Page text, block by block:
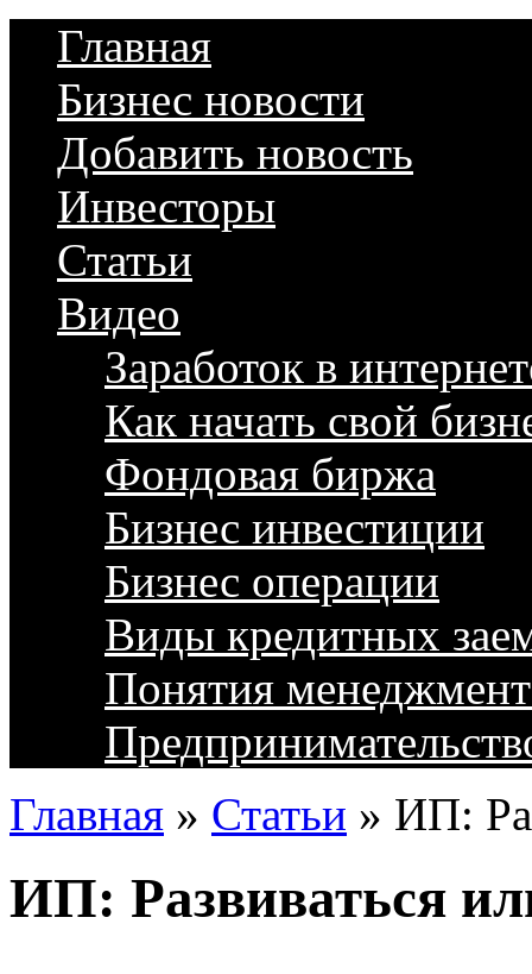
Главная
Бизнес новости
Добавить новость
Инвесторы
Статьи
Видео
Заработок в
Как начать свой
Фондовая биржа
Бизнес инвестиции
Бизнес операции
Виды кредитных
Понятия
Главная » Статьи » ИП:
ИП: Развиваться